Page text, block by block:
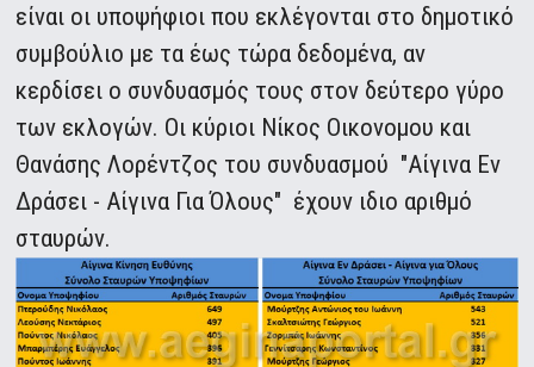
είναι οι υποψήφιοι που εκλέγονται στο δημοτικό
συμβούλιο με τα έως τώρα δεδομένα, αν
κερδίσει ο συνδυασμός τους στον δεύτερο γύρο
των εκλογών. Οι κύριοι Νίκος Οικονομου και
Θανάσης Λορέντζος του συνδυασμού "Αίγινα Εν
Δράσει - Αίγινα Για Όλους" έχουν ιδιο αριθμό
σταυρών.